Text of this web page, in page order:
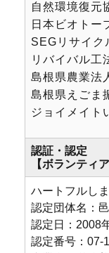
⾃然環境復元
⽇本ビオトー
SEGリサイク
リバイバル工
島根県農業法
島根県えごま
ジョイメイト
認証・認定
【ボランティ
ハートフルし
認定団体名：
認定日：2008
認定番号：07-